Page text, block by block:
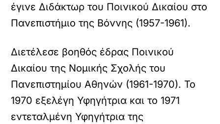
έγινε Διδάκτωρ του Ποινικού Δικαίου στο
Πανεπιστήμιο της Βόννης (1957-1961).
Διετέλεσε βοηθός έδρας Ποινικού
Δικαίου της Νομικής Σχολής του
Πανεπιστημίου Αθηνών (1961-1970). Το
1970 εξελέγη Υφηγήτρια και το 1971
εντεταλμένη Υφηγήτρια της